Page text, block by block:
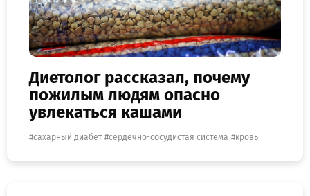
Диетолог рассказал, почему
пожилым людям опасно
увлекаться кашами
сахарный диабет сердечно-сосудистая система кровь